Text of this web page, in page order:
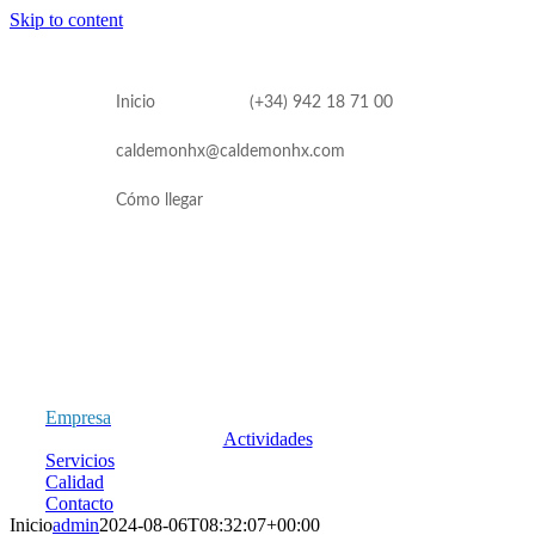
Skip to content
Inicio (+34) 942 18 71 00
caldemonhx@caldemonhx.com
Cómo llegar
Empresa
Actividades
Servicios
Calidad
Contacto
Inicioadmin2024-08-06T08:32:07+00:00